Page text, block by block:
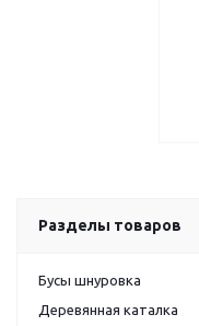
Разделы товаров
Бусы шнуровка
Деревянная каталка